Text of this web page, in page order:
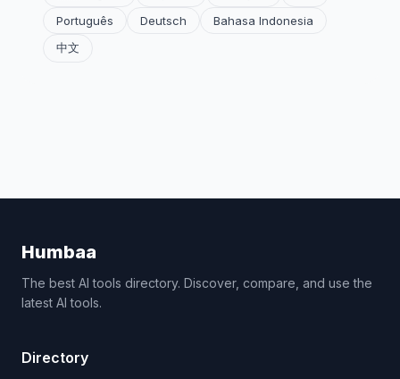
Português
Deutsch
Bahasa Indonesia
中文
Humbaa
The best AI tools directory. Discover, compare, and use the
latest AI tools.
Directory